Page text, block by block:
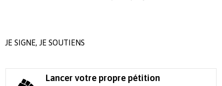
JE SIGNE, JE SOUTIENS
Lancer votre propre pétition